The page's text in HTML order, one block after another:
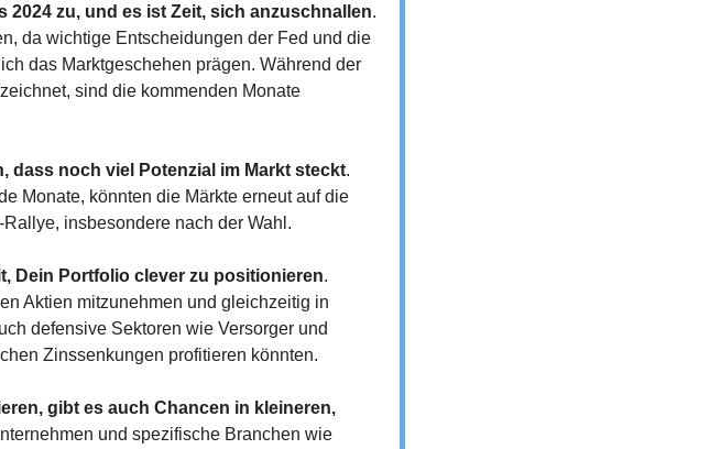
zu, und es ist Zeit, sich anzuschnallen.
da wichtige Entscheidungen der Fed und die
das Marktgeschehen prägen. Während der
sind die kommenden Monate
dass noch viel Potenzial im Markt steckt.
Monate, könnten die Märkte erneut auf die
insbesondere nach der Wahl.
Dein Portfolio clever zu positionieren.
Aktien mitzunehmen und gleichzeitig in
defensive Sektoren wie Versorger und
Zinssenkungen profitieren könnten.
gibt es auch Chancen in kleineren,
und spezifische Branchen wie